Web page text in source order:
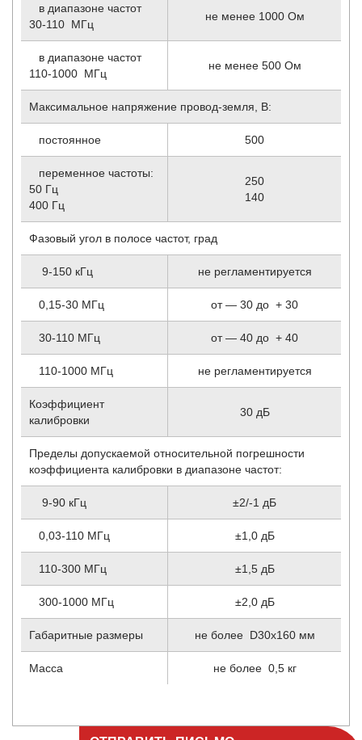
в диапазоне частот
30-110 МГц
не менее 1000 Ом
в диапазоне частот
110-1000 МГц
не менее 500 Ом
Максимальное напряжение провод-земля, В:
постоянное 500
переменное частоты:
50 Гц
400 Гц
250
140
Фазовый угол в полосе частот, град
9-150 кГц не регламентируется
0,15-30 МГц от — 30 до + 30
30-110 МГц от — 40 до + 40
110-1000 МГц не регламентируется
Коэффициент
калибровки
30 дБ
Пределы допускаемой относительной погрешности
коэффициента калибровки в диапазоне частот:
9-90 кГц ±2/-1 дБ
0,03-110 МГц ±1,0 дБ
110-300 МГц ±1,5 дБ
300-1000 МГц ±2,0 дБ
Габаритные размеры не более D30х160 мм
Масса не более 0,5 кг